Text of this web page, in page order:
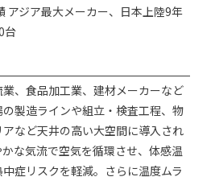
ジア最大メーカー、日本上陸9年
台
、食品加工業、建材メーカーなど
製造ラインや組立・検査工程、物
など天井の高い大空間に導入され
な気流で空気を循環させ、体感温
症リスクを軽減。さらに温度ムラ